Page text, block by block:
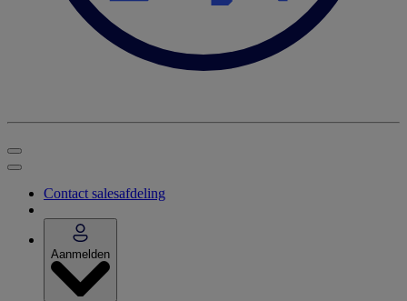
Contact salesafdeling
Aanmelden